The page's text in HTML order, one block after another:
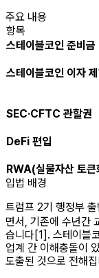
주요 내용
항목
스테이블코인 준비금
스테이블코인 이자
SEC·CFTC 관할권
DeFi 편입
RWA(실물자산 토큰
입법 배경
트럼프 2기 행정부
면서, 기존에 수년간
습니다[1]. 스테이블
업계 간 이해충돌이
도출된 것으로 전해